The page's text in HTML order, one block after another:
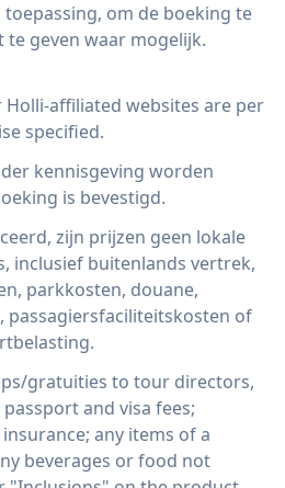
om de boeking te
geven waar mogelijk.
Holli-affiliated websites are per
specified.
kennisgeving worden
is bevestigd.
zijn prijzen geen lokale
inclusief buitenlands vertrek,
parkkosten, douane,
passagiersfaciliteitskosten of
gratuities to tour directors,
and visa fees;
any items of a
beverages or food not